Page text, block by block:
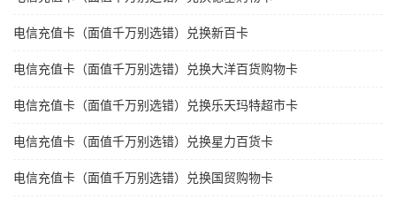
电信充值卡（面值千万别选错）兑换新百卡
电信充值卡（面值千万别选错）兑换大洋百货购物卡
电信充值卡（面值千万别选错）兑换乐天玛特超市卡
电信充值卡（面值千万别选错）兑换星力百货卡
电信充值卡（面值千万别选错）兑换国贸购物卡